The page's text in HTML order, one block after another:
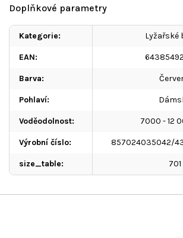
Doplňkové parametry
Kategorie: Lyžařské
EAN:
Barva:
Pohlaví:
Voděodolnost: 7000 - 12
Výrobní číslo: 857024035042/
size_table: 701